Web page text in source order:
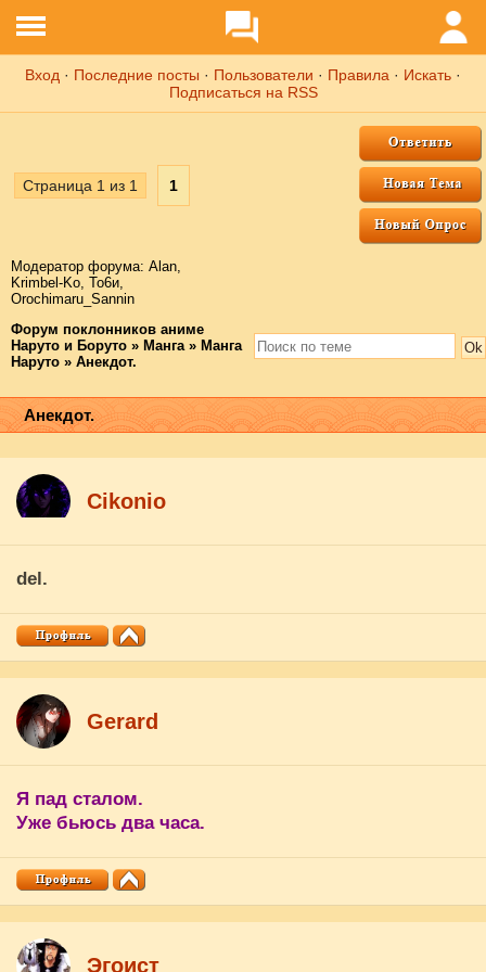
Вход · Последние посты · Пользователи · Правила · Искать ·
Подписаться на RSS
Страница 1 из 1 1
Модератор форума: Аlаn,
Krimbel-Ko, То6и,
Orochimaru_Sannin
Форум поклонников аниме
Наруто и Боруто » Манга » Манга
Наруто » Анекдот.
Анекдот.
Cikоnio
del.
Gerard
Я пад сталом.
Уже бьюсь два часа.
Эгоист